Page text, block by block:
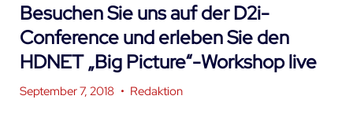
Besuchen Sie uns auf der D2i-
Conference und erleben Sie den
HDNET „Big Picture“-Workshop live
September 7, 2018 • Redaktion